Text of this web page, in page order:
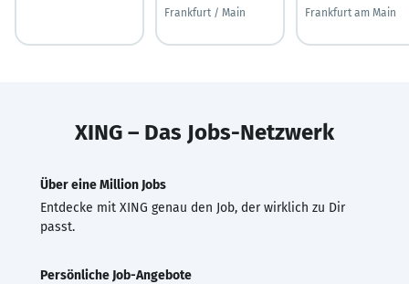
Frankfurt / Main
Frankfurt am Main
XING – Das Jobs-Netzwerk
Über eine Million Jobs
Entdecke mit XING genau den Job, der wirklich zu Dir
passt.
Persönliche Job-Angebote